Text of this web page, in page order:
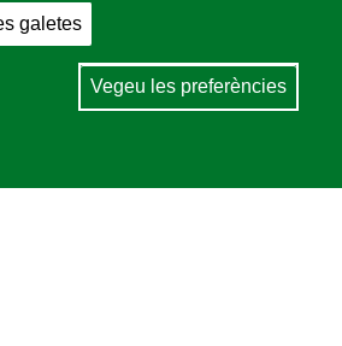
galetes
Vegeu les preferències